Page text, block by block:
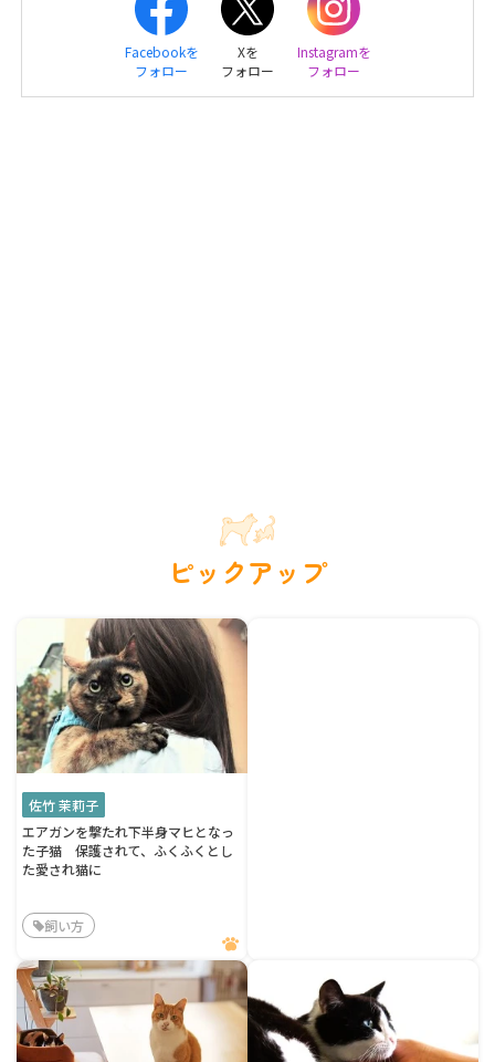
Facebookを
フォロー
Xを
フォロー
Instagramを
フォロー
ピックアップ
佐竹 茉莉子
エアガンを撃たれ下半身マヒとなっ
た子猫 保護されて、ふくふくとし
た愛され猫に
飼い方